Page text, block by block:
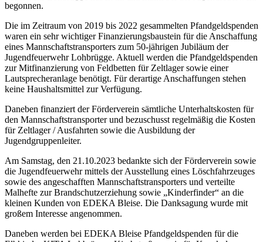
begonnen.
Die im Zeitraum von 2019 bis 2022 gesammelten Pfandgeldspenden
waren ein sehr wichtiger Finanzierungsbaustein für die Anschaffung
eines Mannschaftstransporters zum 50-jährigen Jubiläum der
Jugendfeuerwehr Lohbrügge. Aktuell werden die Pfandgeldspenden
zur Mitfinanzierung von Feldbetten für Zeltlager sowie einer
Lautsprecheranlage benötigt. Für derartige Anschaffungen stehen
keine Haushaltsmittel zur Verfügung.
Daneben finanziert der Förderverein sämtliche Unterhaltskosten für
den Mannschaftstransporter und bezuschusst regelmäßig die Kosten
für Zeltlager / Ausfahrten sowie die Ausbildung der
Jugendgruppenleiter.
Am Samstag, den 21.10.2023 bedankte sich der Förderverein sowie
die Jugendfeuerwehr mittels der Ausstellung eines Löschfahrzeuges
sowie des angeschafften Mannschaftstransporters und verteilte
Malhefte zur Brandschutzerziehung sowie „Kinderfinder“ an die
kleinen Kunden von EDEKA Bleise. Die Danksagung wurde mit
großem Interesse angenommen.
Daneben werden bei EDEKA Bleise Pfandgeldspenden für die